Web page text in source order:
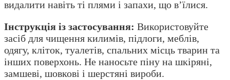
видалити навіть ті плями і запахи, що в’їлися.
Інструкція із застосування: Використовуйте
засіб для чищення килимів, підлоги, меблів,
одягу, кліток, туалетів, спальних місць тварин та
інших поверхонь. Не наносьте піну на шкіряні,
замшеві, шовкові і шерстяні вироби.